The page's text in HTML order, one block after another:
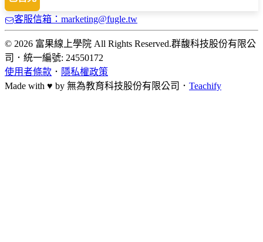
客服信箱：marketing@fugle.tw
© 2026 富果線上學院 All Rights Reserved.群馥科技股份有限公
司 ． 統一編號: 24550172
使用者條款 ． 隱私權政策
Made with ♥ by 無為教育科技股份有限公司． Teachify